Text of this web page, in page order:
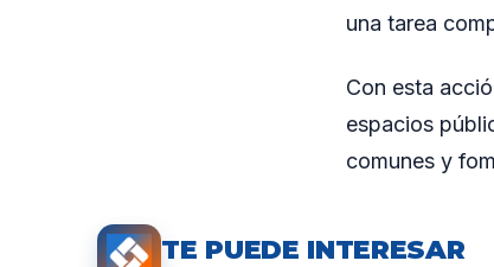
una tarea
Con esta
espacios
comunes y
TE PUEDE INTERESAR